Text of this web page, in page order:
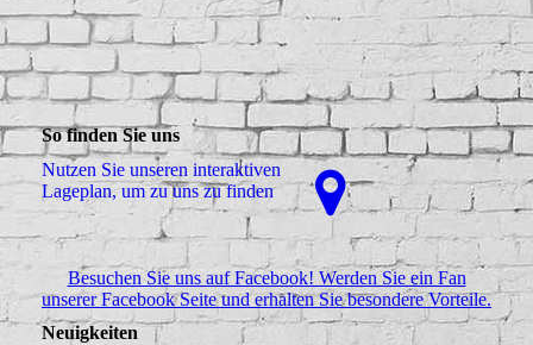
dhl _1
So finden Sie uns
Nutzen Sie unseren interaktiven
La­ge­plan, um zu uns zu finden
Besuchen Sie uns auf Facebook! Werden Sie ein Fan
unserer Facebook Seite und erhalten Sie besondere Vorteile.
Neuigkeiten